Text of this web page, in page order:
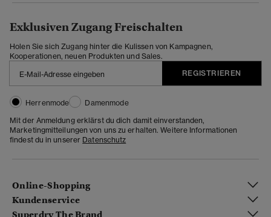
Exklusiven Zugang Freischalten
Holen Sie sich Zugang hinter die Kulissen von Kampagnen,
Kooperationen, neuen Produkten und Sales.
REGISTRIEREN
Herrenmode
Damenmode
Mit der Anmeldung erklärst du dich damit einverstanden,
Marketingmitteilungen von uns zu erhalten. Weitere Informationen
findest du in unserer Datenschutz
Online-Shopping
Kundenservice
Superdry The Brand